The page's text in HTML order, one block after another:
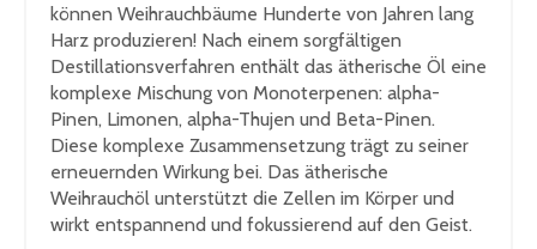
können Weihrauchbäume Hunderte von Jahren lang
Harz produzieren! Nach einem sorgfältigen
Destillationsverfahren enthält das ätherische Öl eine
komplexe Mischung von Monoterpenen: alpha-
Pinen, Limonen, alpha-Thujen und Beta-Pinen.
Diese komplexe Zusammensetzung trägt zu seiner
erneuernden Wirkung bei. Das ätherische
Weihrauchöl unterstützt die Zellen im Körper und
wirkt entspannend und fokussierend auf den Geist.